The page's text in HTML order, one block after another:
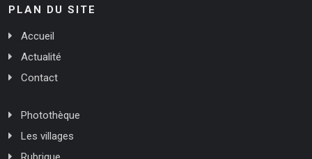
PLAN DU SITE
Accueil
Actualité
Contact
Photothèque
Les villages